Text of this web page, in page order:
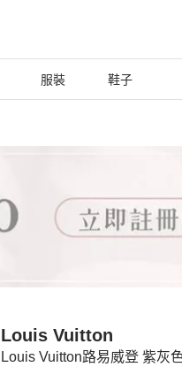
服裝 鞋子
Louis Vuitton路易威登 紫灰
Louis Vuitton